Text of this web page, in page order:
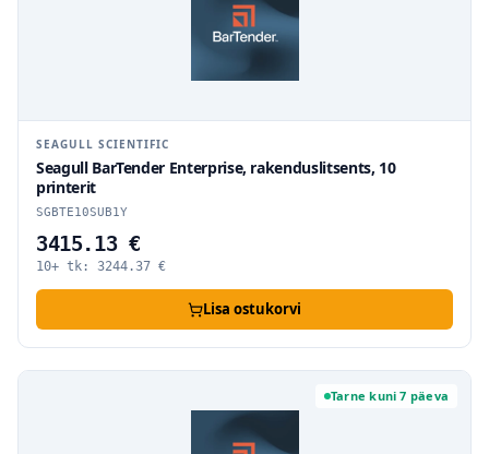
SEAGULL SCIENTIFIC
Seagull BarTender Enterprise, rakenduslitsents, 10
printerit
SGBTE10SUB1Y
3415.13 €
10+ tk: 3244.37 €
Lisa ostukorvi
Tarne kuni 7 päeva